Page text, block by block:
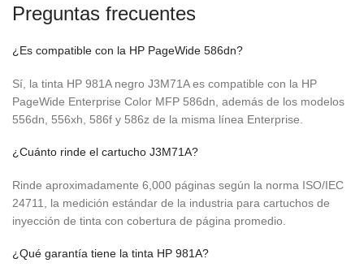
Preguntas frecuentes
¿Es compatible con la HP PageWide 586dn?
Sí, la tinta HP 981A negro J3M71A es compatible con la HP
PageWide Enterprise Color MFP 586dn, además de los modelos
556dn, 556xh, 586f y 586z de la misma línea Enterprise.
¿Cuánto rinde el cartucho J3M71A?
Rinde aproximadamente 6,000 páginas según la norma ISO/IEC
24711, la medición estándar de la industria para cartuchos de
inyección de tinta con cobertura de página promedio.
¿Qué garantía tiene la tinta HP 981A?